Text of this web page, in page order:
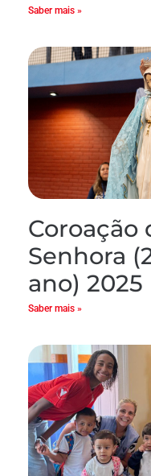
Saber mais »
Coroação
Senhora
ano) 2025
Saber mais »